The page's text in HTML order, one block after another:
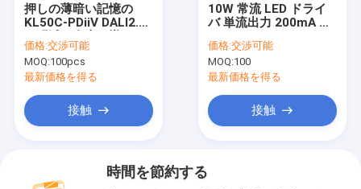
押しの薄暗い記憶の
KL50C-PDiiV DALI2.0
た運転者
価格:交渉可能
MOQ:100pcs
最新価格を得る
接触
10W 常流 LED ドライ
バ 単流出力 200mA ま
500mA
価格:交渉可能
MOQ:100
最新価格を得る
接触
時間を節約する